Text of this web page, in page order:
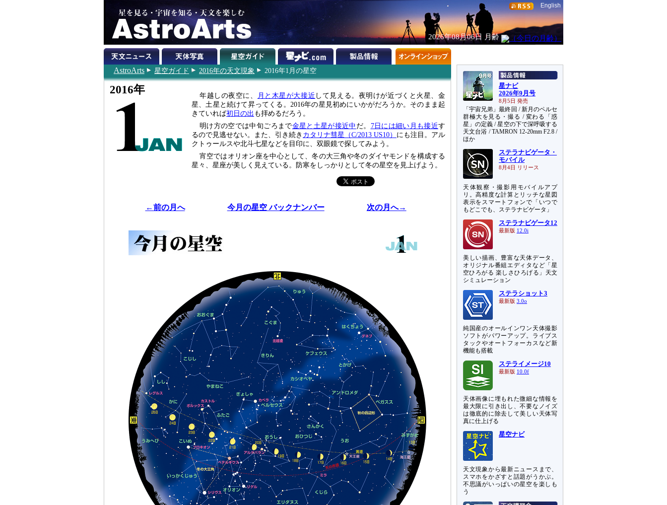
English
2026年08月06日 月齢
AstroArts 星空ガイド 2016年の天文現象 2016年1月の星空
2016年 年越しの夜空に、 月と木星が大接近 して見える。夜明けが近づくと火星、金
星、土星と続けて昇ってくる。2016年の星見初めにいかがだろうか。そのまま起
きていれば初日の出 も拝めるだろう。
明け方の空では中旬ごろまで金星と土星が接近中だ。 7日には細い月も接近す
るので見逃せない。また、引き続き カタリナ彗星（C/2013 US10） にも注目。アル
クトゥールスや北斗七星などを目印に、双眼鏡で探してみよう。
宵空ではオリオン座を中心として、冬の大三角や冬のダイヤモンドを構成する
星々、星座が美しく見えている。防寒をしっかりとして冬の星空を見上げよう。
←前の月へ 今月の星空 バックナンバー 次の月へ→
星ナビ
2026年9月号
8月5日 発売
「宇宙兄弟」最終回 / 新月のペルセ
群極大を見る・撮る / 変わる「惑
星」の定義 / 星空の下で深呼吸する
天文台浴 / TAMRON 12-20mm F2.8 /
ほか
ステラナビゲータ・
モバイル
8月4日 リリース
天体観察・撮影用モバイルアプ
リ。高精度な計算とリッチな星図
表示をスマートフォンで「いつで
もどこでも、ステラナビゲータ」
ステラナビゲータ12
最新版 12.0i
美しい描画、豊富な天体データ、
オリジナル番組エディタなど「星
空ひろがる 楽しさひろげる」天文
シミュレーション
ステラショット3
最新版 3.0o
純国産のオールインワン天体撮影
ソフトがパワーアップ。ライブス
タックやオートフォーカスなど新
機能も搭載
ステライメージ10
最新版 10.0f
天体画像に埋もれた微細な情報を
最大限に引き出し、不要なノイズ
は徹底的に除去して美しい天体写
真に仕上げる
星空ナビ
天文現象から最新ニュースまで、
スマホをかざすと話題がうかぶ。
不思議がいっぱいの星空を楽しも
う